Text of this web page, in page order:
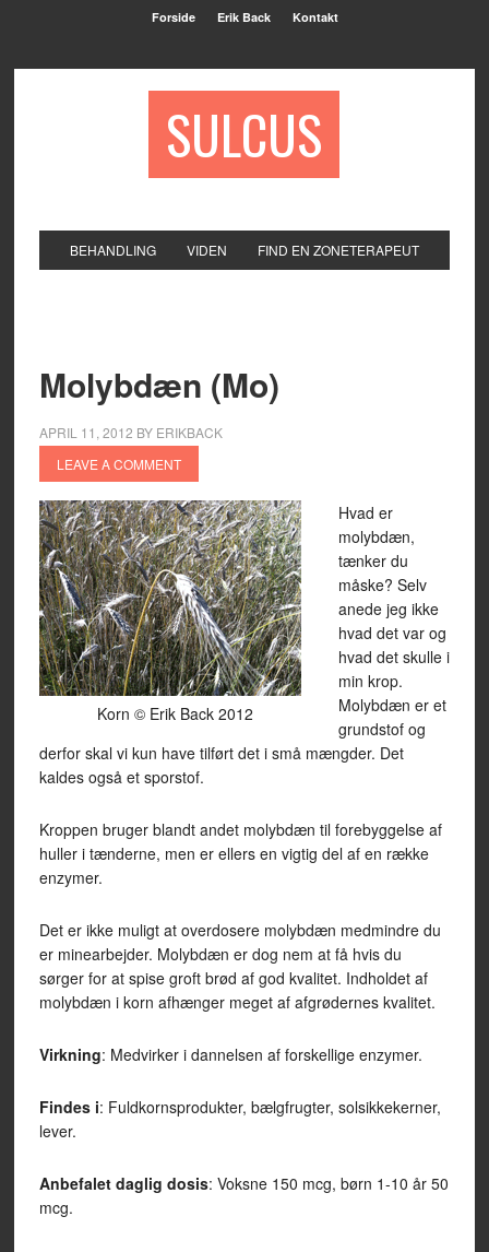
Forside Erik Back Kontakt
SULCUS
BEHANDLING VIDEN FIND EN ZONETERAPEUT
Molybdæn (Mo)
APRIL 11, 2012 BY ERIKBACK
LEAVE A COMMENT
Korn © Erik Back 2012
Hvad er
molybdæn,
tænker du
måske? Selv
anede jeg ikke
hvad det var og
hvad det skulle i
min krop.
Molybdæn er et
grundstof og
derfor skal vi kun have tilført det i små mængder. Det
kaldes også et sporstof.
Kroppen bruger blandt andet molybdæn til forebyggelse af
huller i tænderne, men er ellers en vigtig del af en række
enzymer.
Det er ikke muligt at overdosere molybdæn medmindre du
er minearbejder. Molybdæn er dog nem at få hvis du
sørger for at spise groft brød af god kvalitet. Indholdet af
molybdæn i korn afhænger meget af afgrødernes kvalitet.
Virkning: Medvirker i dannelsen af forskellige enzymer.
Findes i: Fuldkornsprodukter, bælgfrugter, solsikkekerner,
lever.
Anbefalet daglig dosis: Voksne 150 mcg, børn 1-10 år 50
mcg.